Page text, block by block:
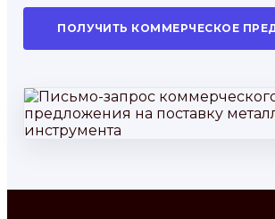
ПОЛУЧИТЬ КОММЕРЧЕСКОЕ